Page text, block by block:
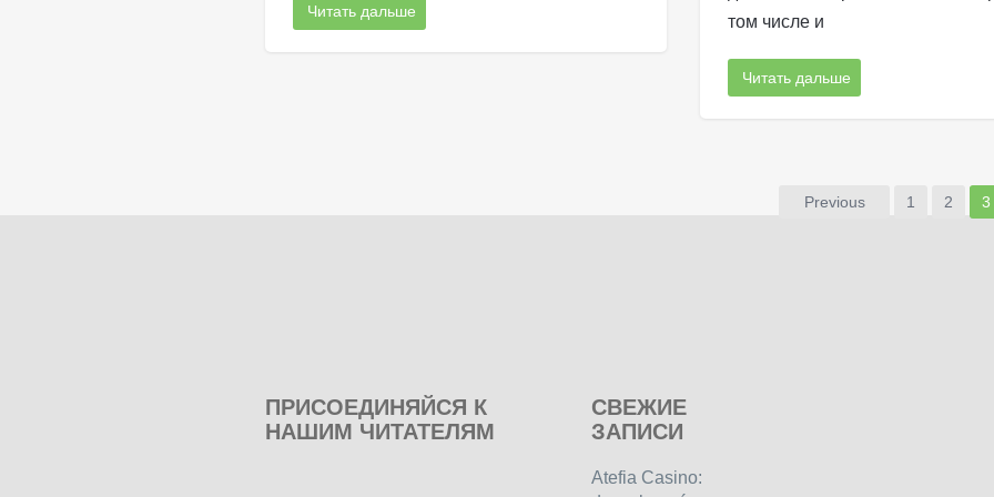
Читать дальше
том числе и
Читать дальше
Previous 1 2 3
ПРИСОЕДИНЯЙСЯ К
НАШИМ ЧИТАТЕЛЯМ
СВЕЖИЕ
ЗАПИСИ
Atefia Casino: